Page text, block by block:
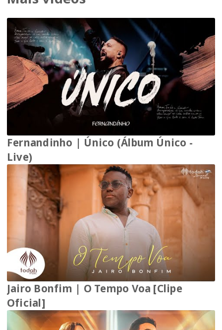
Fernandinho | Único (Álbum Único -
Live)
Jairo Bonfim | O Tempo Voa [Clipe
Oficial]